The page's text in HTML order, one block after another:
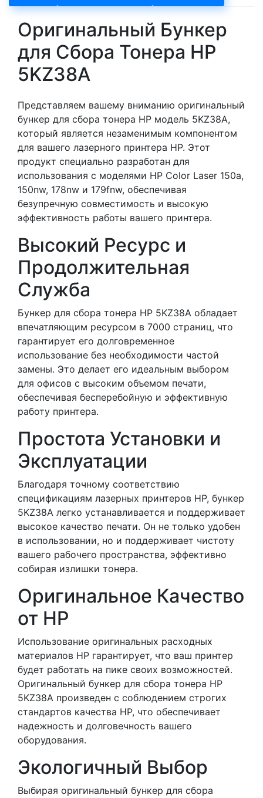
Оригинальный Бункер
для Сбора Тонера HP
5KZ38A
Представляем вашему вниманию оригинальный
бункер для сбора тонера HP модель 5KZ38A,
который является незаменимым компонентом
для вашего лазерного принтера HP. Этот
продукт специально разработан для
использования с моделями HP Color Laser 150a,
150nw, 178nw и 179fnw, обеспечивая
безупречную совместимость и высокую
эффективность работы вашего принтера.
Высокий Ресурс и
Продолжительная
Служба
Бункер для сбора тонера HP 5KZ38A обладает
впечатляющим ресурсом в 7000 страниц, что
гарантирует его долговременное
использование без необходимости частой
замены. Это делает его идеальным выбором
для офисов с высоким объемом печати,
обеспечивая бесперебойную и эффективную
работу принтера.
Простота Установки и
Эксплуатации
Благодаря точному соответствию
спецификациям лазерных принтеров HP, бункер
5KZ38A легко устанавливается и поддерживает
высокое качество печати. Он не только удобен
в использовании, но и поддерживает чистоту
вашего рабочего пространства, эффективно
собирая излишки тонера.
Оригинальное Качество
от HP
Использование оригинальных расходных
материалов HP гарантирует, что ваш принтер
будет работать на пике своих возможностей.
Оригинальный бункер для сбора тонера HP
5KZ38A произведен с соблюдением строгих
стандартов качества HP, что обеспечивает
надежность и долговечность вашего
оборудования.
Экологичный Выбор
Выбирая оригинальный бункер для сбора